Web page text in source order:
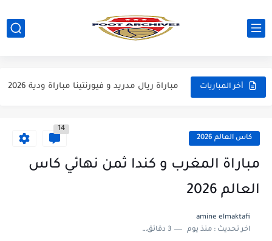
أخر المباريات
مباراة مانشستر يونايتد و اتلتيكو مدريد مباراة ودية 2026
مباراة ريال مدريد و فيورنتينا مباراة ودية 2026
مباراة برشلونة و بيرمنغهام مباراة ودية 2026 كاس العالم 2026
14
مباراة المغرب و كندا ثمن نهائي كاس
العالم 2026
amine elmaktafi
اخر تحديث :منذ يوم 3 دقائق للقراءة